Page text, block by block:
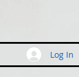
Log In